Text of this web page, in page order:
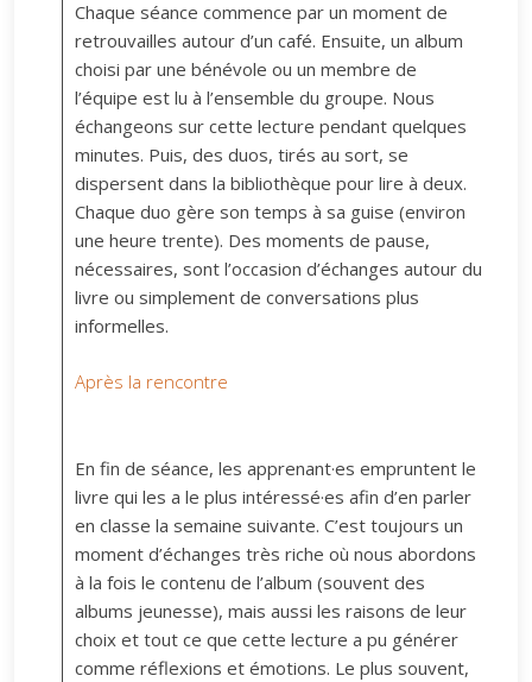
Chaque séance commence par un moment de
retrouvailles autour d’un café. Ensuite, un album
choisi par une bénévole ou un membre de
l’équipe est lu à l’ensemble du groupe. Nous
échangeons sur cette lecture pendant quelques
minutes. Puis, des duos, tirés au sort, se
dispersent dans la bibliothèque pour lire à deux.
Chaque duo gère son temps à sa guise (environ
une heure trente). Des moments de pause,
nécessaires, sont l’occasion d’échanges autour du
livre ou simplement de conversations plus
informelles.
Après la rencontre
En fin de séance, les apprenant·es empruntent le
livre qui les a le plus intéressé·es afin d’en parler
en classe la semaine suivante. C’est toujours un
moment d’échanges très riche où nous abordons
à la fois le contenu de l’album (souvent des
albums jeunesse), mais aussi les raisons de leur
choix et tout ce que cette lecture a pu générer
comme réflexions et émotions. Le plus souvent,